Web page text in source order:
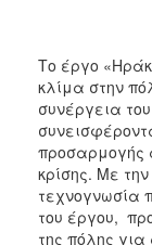
Το έργο
κλίμα στην
συνέργεια
προσαρμογής
κρίσης. Με
τεχνογνωσία
του έργου,
της πόλης